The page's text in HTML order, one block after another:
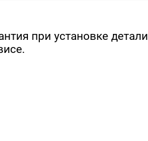
при установке детали